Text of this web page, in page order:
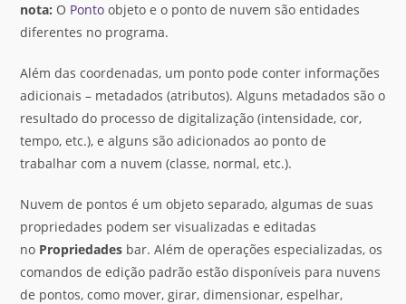
nota: O Ponto objeto e o ponto de nuvem são entidades
diferentes no programa.
Além das coordenadas, um ponto pode conter informações
adicionais – metadados (atributos). Alguns metadados são o
resultado do processo de digitalização (intensidade, cor,
tempo, etc.), e alguns são adicionados ao ponto de
trabalhar com a nuvem (classe, normal, etc.).
Nuvem de pontos é um objeto separado, algumas de suas
propriedades podem ser visualizadas e editadas
no Propriedades bar. Além de operações especializadas, os
comandos de edição padrão estão disponíveis para nuvens
de pontos, como mover, girar, dimensionar, espelhar,